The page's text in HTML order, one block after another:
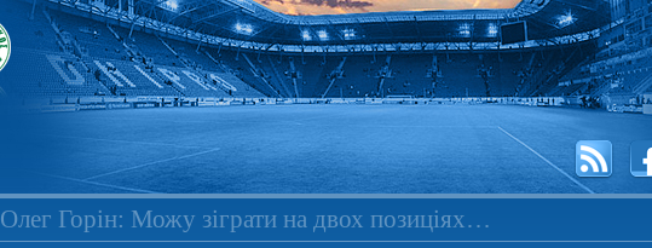
Олег Горін: Можу зіграти на двох позиціях…